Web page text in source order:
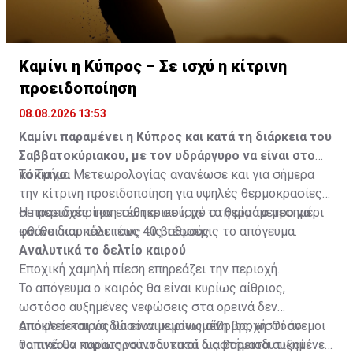
Καμίνι η Κύπρος – Σε ισχύ η κίτρινη
προειδοποίηση
08.08.2026 13:53
Καμίνι παραμένει η Κύπρος και κατά τη διάρκεια του
Σαββατοκύριακου, με τον υδράργυρο να είναι στο
κόκκινο.
Το Τμήμα Μετεωρολογίας ανανέωσε και για σήμερα
την κίτρινη προειδοποίηση για υψηλές θερμοκρασίες
σε περιοχές του εσωτερικού, με το θερμόμετρο να
φθάνει και πάλι τους 40 βαθμούς.
Η προειδοποίηση τέθηκε σε ισχύ στη μία το μεσημέρι
και θα διαρκέσει έως τις τέσσερις το απόγευμα.
Αναλυτικά το δελτίο καιρού
Εποχική χαμηλή πίεση επηρεάζει την περιοχή.
Το απόγευμα ο καιρός θα είναι κυρίως αίθριος,
ωστόσο αυξημένες νεφώσεις στα ορεινά δεν
αποκλείεται να δώσουν μεμονωμένη βροχή. Οι άνεμοι
θα πνέουν κυρίως νοτιοδυτικοί ως βορειοδυτικοί
Απόψε ο καιρός θα είναι κυρίως αίθριος, ωστόσο
τοπικά θα παρατηρούνται κατά διαστήματα αυξημένες